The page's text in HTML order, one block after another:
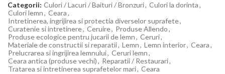
Categorii: Culori / Lacuri / Baituri / Bronzuri, Culori la dorinta,
Culori lemn, Ceara,
Intretinerea, ingrijirea si protectia diverselor suprafete,
Curatenie si intretinere, Ceruire, Produse Allendo,
Produse ecologice pentru jucarii de lemn, Ceruri,
Materiale de constructii si reparatii, Lemn, Lemn interior, Ceara,
Prelucrarea si ingrijirea lemnului, Ceruri lemn,
Ceara antica (produse vechi), Reparatii / Restaurari,
Tratarea si intretinerea suprafetelor mari, Ceara